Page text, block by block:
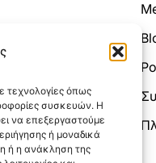
τεχνολογίες όπως
συσκευών. Η
να επεξεργαστούμε
ή μοναδικά
ή η ανάκληση της
για Data Analytics.